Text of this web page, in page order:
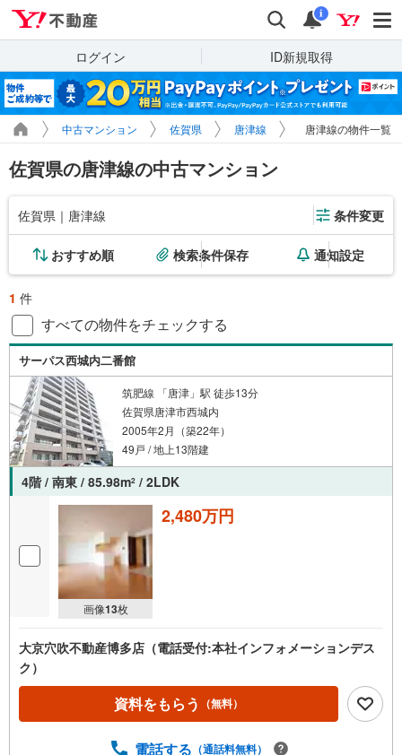
検索 通知
i
ログイン ID新規取得
中古マンション 佐賀県 唐津線 唐津線の物件一覧
佐賀県の唐津線の中古マンション
佐賀県｜唐津線 条件変更
おすすめ順 検索条件保存 通知設定
1 件
すべての物件をチェックする
サーパス西城内二番館
筑肥線 「唐津」駅 徒歩13分
佐賀県唐津市西城内
2005年2月（築22年）
49戸 / 地上13階建
4階 / 南東 / 85.98m2 / 2LDK
画像13枚
2,480万円
大京穴吹不動産博多店（電話受付:本社インフォメーションデス
ク）
資料をもらう （無料）
電話する （通話料無料）